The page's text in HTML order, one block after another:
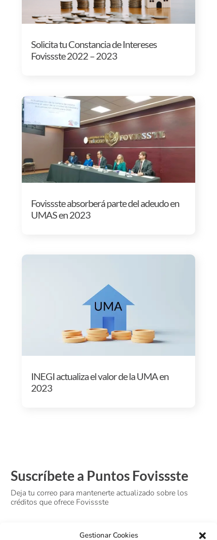
Gestionar Cookies
Solicita tu Constancia de Intereses
Fovissste 2022 – 2023
Fovissste absorberá parte del adeudo en
UMAS en 2023
INEGI actualiza el valor de la UMA en
2023
Suscríbete a Puntos Fovissste
Deja tu correo para mantenerte actualizado sobre los
créditos que ofrece Fovissste